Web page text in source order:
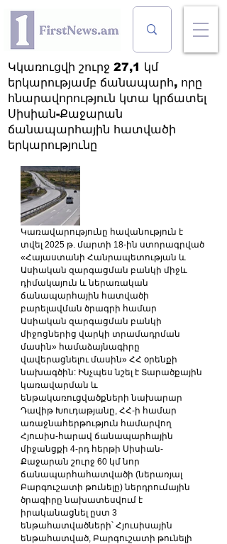
Կկառուցվի շուրջ 27,1 կմ
երկարությամբ ճանապարհ, որը
հնարավորություն կտա կրճատել
Սիսիան-Քաջարան
ճանապարհային հատվածի
երկարությունը
Կառավարությունը հավանություն է
տվել 2025 թ. մարտի 18-ին ստորագրված
«Հայաստանի Հանրապետության և
Ասիական զարգացման բանկի միջև
դիմակայուն և ներառական
ճանապարհային հատվածի
բարելավման ծրագրի համար
Ասիական զարգացման բանկի
միջոցներից վարկի տրամադրման
մասին» համաձայնագիրը
վավերացնելու մասին» ՀՀ օրենքի
նախագծին: Ինչպես նշել է Տարածքային
կառավարման և
ենթակառուցվածքների նախարար
Դավիթ Խուդաթյանը, ՀՀ-ի համար
առաջնահերթություն համարվող
Հյուսիս-հարավ ճանապարհային
միջանցքի 4-րդ հերթի Սիսիան-
Քաջարան շուրջ 60 կմ նոր
ճանապարհահատվածի (ներառյալ
Բարգուշատի թունելը) ներդրումային
ծրագիրը նախատեսվում է
իրականացնել ըստ 3
ենթահատվածների՝ Հյուսիսային
ենթահատված, Բարգուշատի թունելի